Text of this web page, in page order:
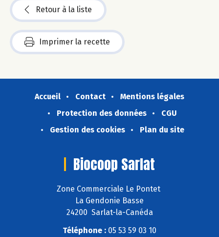
Retour à la liste
Imprimer la recette
Accueil Contact
Mentions légales
Protection des données
CGU
Gestion des cookies
Plan du site
Biocoop Sarlat
Zone Commerciale Le Pontet
La Gendonie Basse
24200 Sarlat-la-Canéda
Téléphone : 05 53 59 03 10